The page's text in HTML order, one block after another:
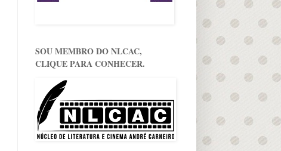
SOU MEMBRO DO NLCAC,
CLIQUE PARA CONHECER.